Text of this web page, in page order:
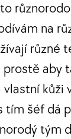
na
různé
aby
kůži
tím šéf dá
tým